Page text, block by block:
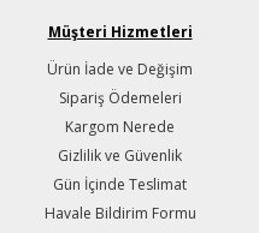
Müşteri Hizmetleri
Ürün İade ve Değişim
Sipariş Ödemeleri
Kargom Nerede
Gizlilik ve Güvenlik
Gün İçinde Teslimat
Havale Bildirim Formu